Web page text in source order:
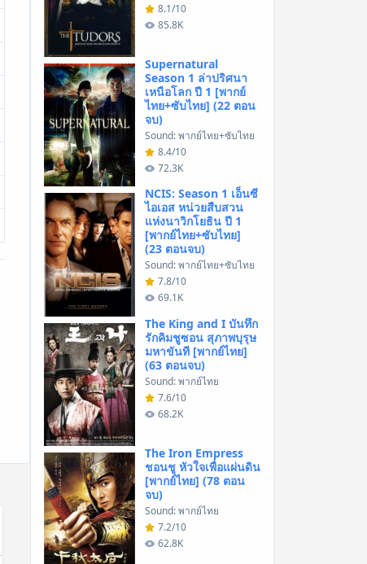
8.1/10
85.8K
Supernatural
Season 1 ล่าปริศนา
เหนือโลก ปี 1 [พากย์
ไทย+ซับไทย] (22 ตอน
จบ)
Sound: พากย์ไทย+ซับไทย
8.4/10
72.3K
NCIS: Season 1 เอ็นซี
ไอเอส หน่วยสืบสวน
แห่งนาวิกโยธิน ปี 1
[พากย์ไทย+ซับไทย]
(23 ตอนจบ)
Sound: พากย์ไทย+ซับไทย
7.8/10
69.1K
The King and I บันทึก
รักคิมชูซอน สุภาพบุรุษ
มหาขันที [พากย์ไทย]
(63 ตอนจบ)
Sound: พากย์ไทย
7.6/10
68.2K
The Iron Empress
ชอนชู หัวใจเพื่อแผ่นดิน
[พากย์ไทย] (78 ตอน
จบ)
Sound: พากย์ไทย
7.2/10
62.8K